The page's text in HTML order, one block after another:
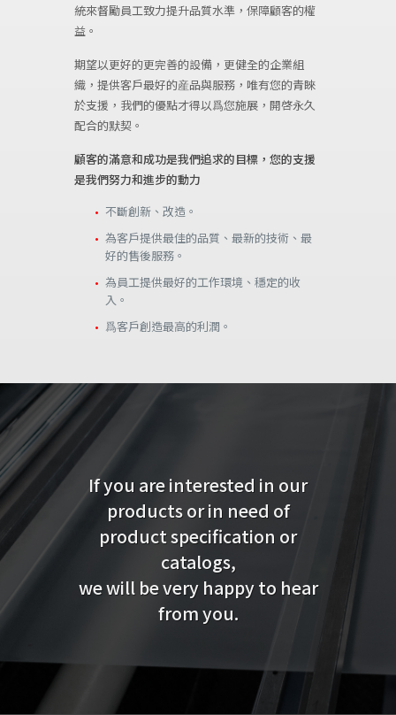
統來督勵員工致力提升品質水準，保障顧客的權
益。
期望以更好的更完善的設備，更健全的企業組
織，提供客戶最好的産品與服務，唯有您的青睞
於支援，我們的優點才得以爲您施展，開啓永久
配合的默契。
顧客的滿意和成功是我們追求的目標，您的支援
是我們努力和進步的動力
不斷創新、改造。
為客戶提供最佳的品質、最新的技術、最
好的售後服務。
為員工提供最好的工作環境、穩定的收
入。
爲客戶創造最高的利潤。
If you are interested in our
products or in need of
product specification or
catalogs,
we will be very happy to hear
from you.